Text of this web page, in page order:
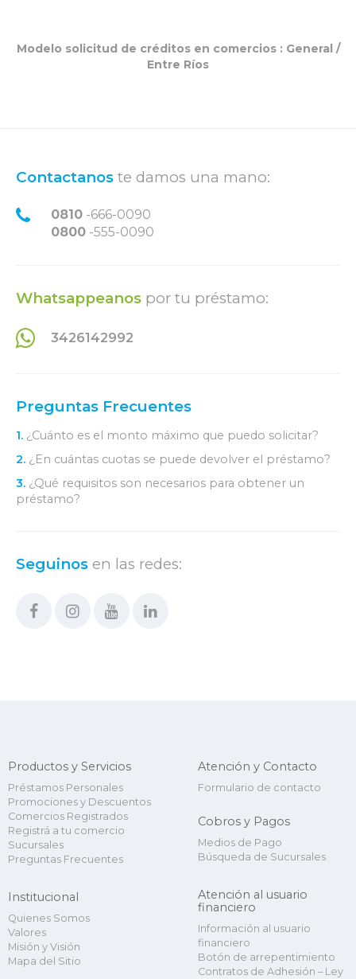
Modelo solicitud de créditos en comercios : General /
Entre Ríos
Contactanos te damos una mano:
0810 -666-0090
0800 -555-0090
Whatsappeanos por tu préstamo:
3426142992
Preguntas Frecuentes
1. ¿Cuánto es el monto máximo que puedo solicitar?
2. ¿En cuántas cuotas se puede devolver el préstamo?
3. ¿Qué requisitos son necesarios para obtener un
préstamo?
Seguinos en las redes:
Productos y Servicios
Préstamos Personales
Promociones y Descuentos
Comercios Registrados
Registrá a tu comercio
Sucursales
Preguntas Frecuentes
Institucional
Quienes Somos
Valores
Misión y Visión
Mapa del Sitio
Atención y Contacto
Formulario de contacto
Cobros y Pagos
Medios de Pago
Búsqueda de Sucursales
Atención al usuario
financiero
Información al usuario
financiero
Botón de arrepentimiento
Contratos de Adhesión – Ley